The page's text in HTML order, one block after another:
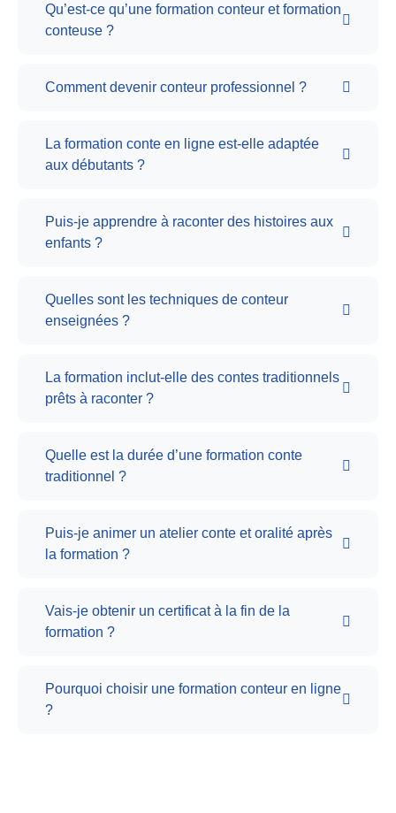
Qu’est-ce qu’une formation conteur et formation
conteuse ?
Comment devenir conteur professionnel ?
La formation conte en ligne est-elle adaptée
aux débutants ?
Puis-je apprendre à raconter des histoires aux
enfants ?
Quelles sont les techniques de conteur
enseignées ?
La formation inclut-elle des contes traditionnels
prêts à raconter ?
Quelle est la durée d’une formation conte
traditionnel ?
Puis-je animer un atelier conte et oralité après
la formation ?
Vais-je obtenir un certificat à la fin de la
formation ?
Pourquoi choisir une formation conteur en ligne
?